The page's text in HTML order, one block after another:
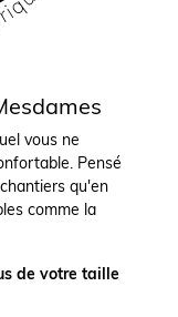
vous ne
Pensé
qu'en
comme la
de votre taille